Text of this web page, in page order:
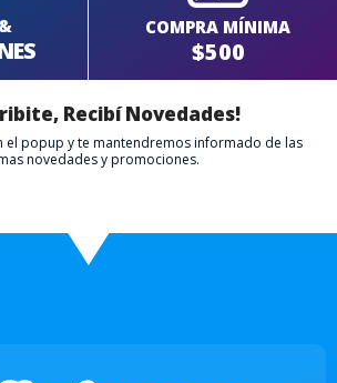
COMPRA MÍNIMA
$500
Recibí Novedades!
el popup y te mantendremos informado de las
novedades y promociones.